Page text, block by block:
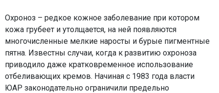
Охроноз – редкое кожное заболевание при котором
кожа грубеет и утолщается, на ней появляются
многочисленные мелкие наросты и бурые пигментные
пятна. Известны случаи, когда к развитию охроноза
приводило даже кратковременное использование
отбеливающих кремов. Начиная с 1983 года власти
ЮАР законодательно ограничили предельно